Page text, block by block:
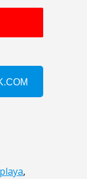
playa,